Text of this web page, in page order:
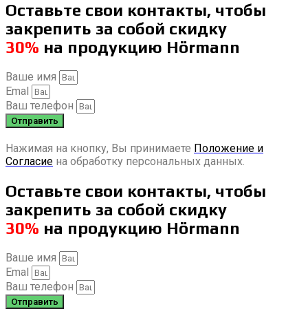
Оставьте свои контакты, чтобы
закрепить за собой скидку
30% на продукцию Hörmann
Ваше имя
Emal
Ваш телефон
Отправить
Нажимая на кнопку, Вы принимаете Положение и
Согласие на обработку персональных данных.
Оставьте свои контакты, чтобы
закрепить за собой скидку
30% на продукцию Hörmann
Ваше имя
Emal
Ваш телефон
Отправить